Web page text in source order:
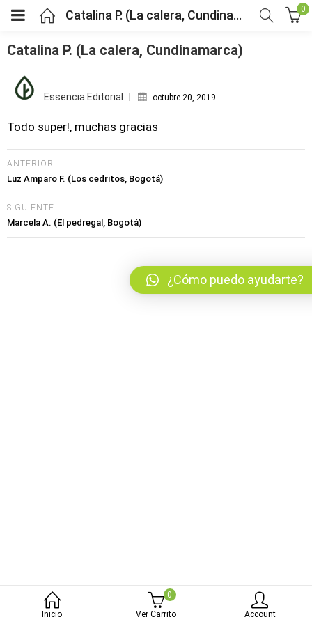
(Fruver)
(Viveres)
(Salud y bienestar)
(Horarios y pedidos)
Catalina P. (La calera, Cundinamarca) 0
Inicio
0
Ver Carrito
Account
Catalina P. (La calera, Cundinamarca)
Essencia Editorial octubre 20, 2019
Todo super!, muchas gracias
ANTERIOR
Luz Amparo F. (Los cedritos, Bogotá)
SIGUIENTE
Marcela A. (El pedregal, Bogotá)
¿Cómo puedo ayudarte?